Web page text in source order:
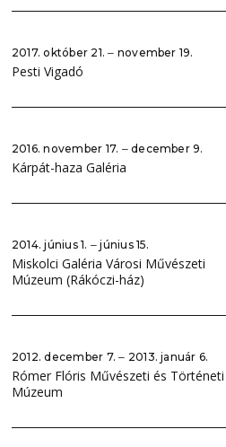
2017. október 21. ‒ november 19.
Pesti Vigadó
2016. november 17. ‒ december 9.
Kárpát-haza Galéria
2014. június 1. ‒ június 15.
Miskolci Galéria Városi Művészeti
Múzeum (Rákóczi-ház)
2012. december 7. ‒ 2013. január 6.
Rómer Flóris Művészeti és Történeti
Múzeum